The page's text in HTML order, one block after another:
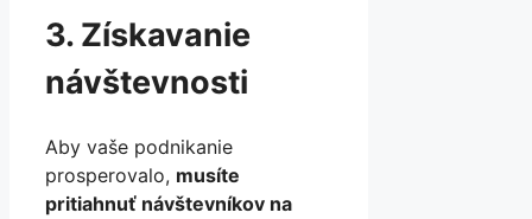
3. Získavanie
návštevnosti
Aby vaše podnikanie
prosperovalo, musíte
pritiahnuť návštevníkov na